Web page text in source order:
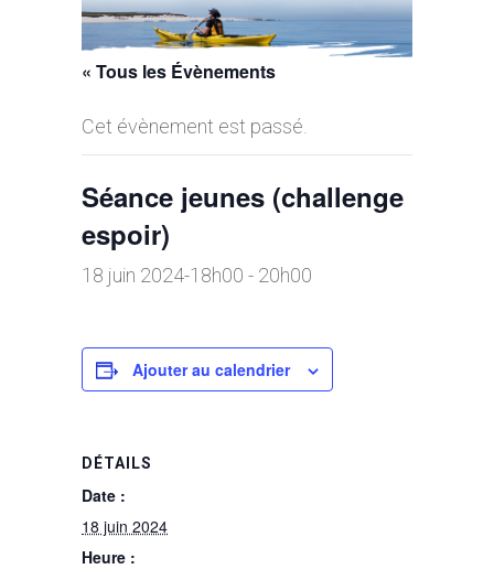
« Tous les Évènements
Cet évènement est passé.
Séance jeunes (challenge
espoir)
18 juin 2024-18h00 - 20h00
Ajouter au calendrier
DÉTAILS
Date :
18 juin 2024
Heure :